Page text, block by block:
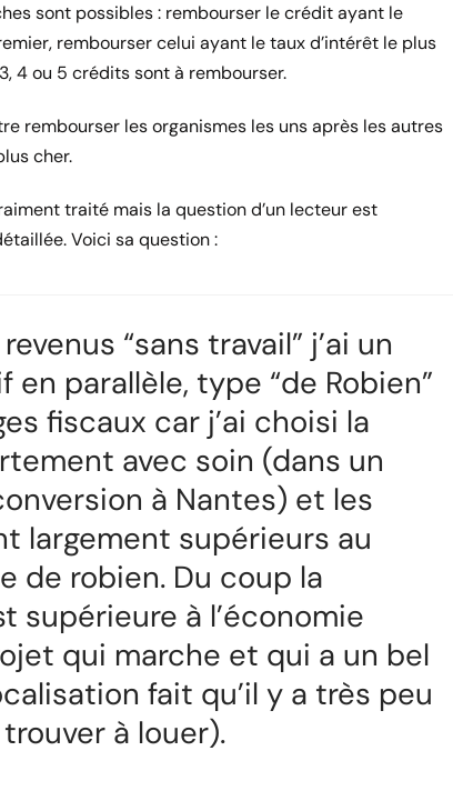
sont possibles : rembourser le crédit ayant le
rembourser celui ayant le taux d’intérêt le plus
4 ou 5 crédits sont à rembourser.
rembourser les organismes les uns après les autres
cher.
traité mais la question d’un lecteur est
Voici sa question :
“sans travail” j’ai un
parallèle, type “de Robien”
fiscaux car j’ai choisi la
avec soin (dans un
à Nantes) et les
largement supérieurs au
de robien. Du coup la
supérieure à l’économie
qui marche et qui a un bel
fait qu’il y a très peu
à louer).